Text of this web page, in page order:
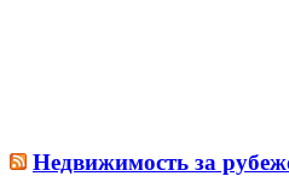
Недвижимость за